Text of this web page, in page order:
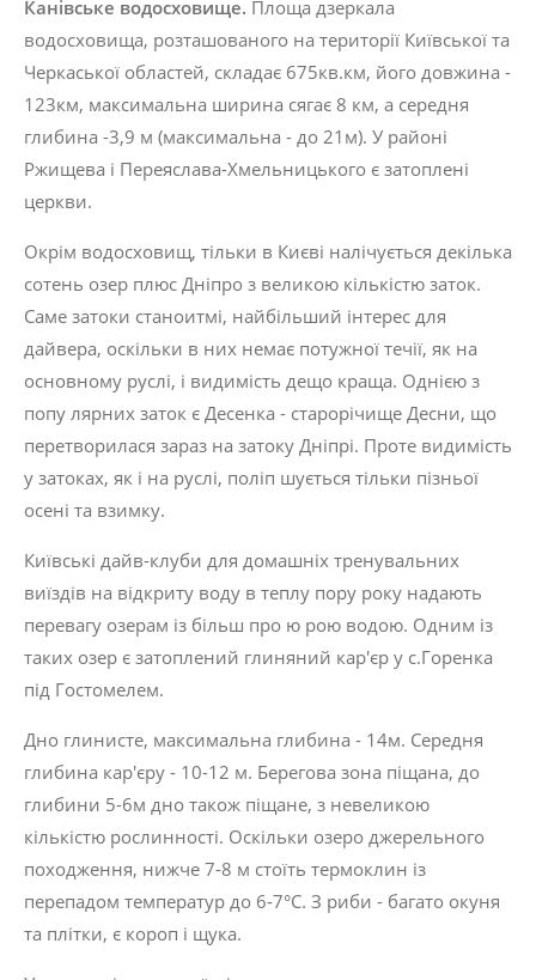
Канівське водосховище. Площа дзеркала
водосховища, розташованого на території Київської та
Черкаської областей, складає 675кв.км, його довжина -
123км, макси­мальна ширина сягає 8 км, а середня
глибина -3,9 м (максимальна - до 21м). У районі
Ржищева і Переяслава-Хмельницького є зато­плені
церкви.
Окрім водосховищ, тільки в Києві налічу­ється декілька
сотень озер плюс Дніпро з вели­кою кількістю заток.
Саме затоки станоитмі, найбільший інтерес для
дайвера, оскільки в них немає потужної течії, як на
основному руслі, і видимість дещо краща. Однією з
попу лярних заток є Десенка - старорічище Десни, що
перетворилася зараз на затоку Дніпрі. Проте видимість
у затоках, як і на руслі, поліп шується тільки пізньої
осені та взимку.
Київські дайв-клуби для домашніх тренувальних
виїздів на відкриту воду в теплу пору року надають
перевагу озерам із більш про ю рою водою. Одним із
таких озер є затоплений глиняний кар'єр у с.Горенка
під Гостомелем.
Дно глинисте, максимальна глибина - 14м. Середня
глибина кар'єру - 10-12 м. Берегова зона піщана, до
глибини 5-6м дно також піщане, з невеликою
кількістю рослинності. Оскільки озеро джерельного
походження, нижче 7-8 м стоїть термоклин із
перепадом температур до 6-7°С. З риби - багато окуня
та плітки, є короп і щука.